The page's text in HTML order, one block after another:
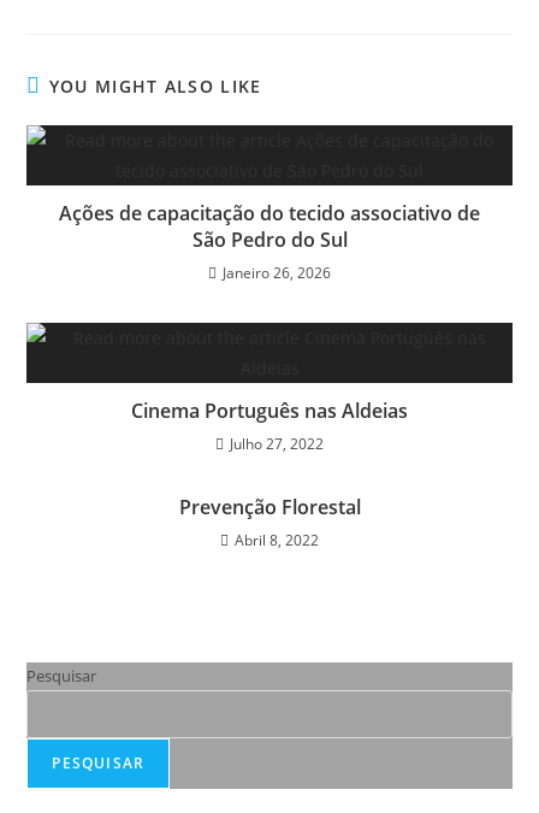
YOU MIGHT ALSO LIKE
Ações de capacitação do tecido associativo de
São Pedro do Sul
Janeiro 26, 2026
Cinema Português nas Aldeias
Julho 27, 2022
Prevenção Florestal
Abril 8, 2022
Pesquisar
PESQUISAR